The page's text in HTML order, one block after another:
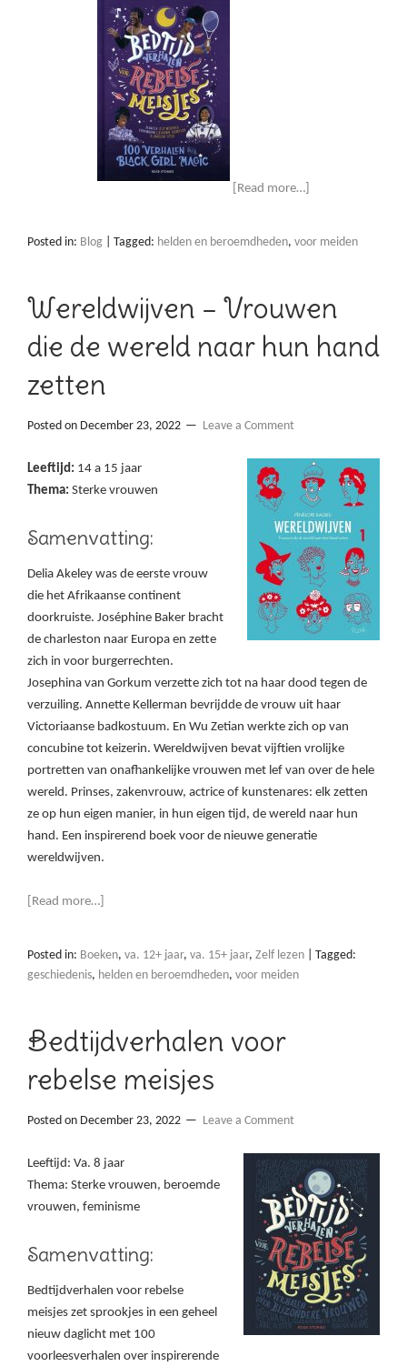
[Read more…]
Posted in: Blog Tagged: helden en beroemdheden, voor meiden
Wereldwijven – Vrouwen
die de wereld naar hun hand
zetten
Posted on December 23, 2022 Leave a Comment
Leeftijd: 14 a 15 jaar
Thema: Sterke vrouwen
Samenvatting:
Delia Akeley was de eerste vrouw
die het Afrikaanse continent
doorkruiste. Joséphine Baker bracht
de charleston naar Europa en zette
zich in voor burgerrechten.
Josephina van Gorkum verzette zich tot na haar dood tegen de
verzuiling. Annette Kellerman bevrijdde de vrouw uit haar
Victoriaanse badkostuum. En Wu Zetian werkte zich op van
concubine tot keizerin. Wereldwijven bevat vijftien vrolijke
portretten van onafhankelijke vrouwen met lef van over de hele
wereld. Prinses, zakenvrouw, actrice of kunstenares: elk zetten
ze op hun eigen manier, in hun eigen tijd, de wereld naar hun
hand. Een inspirerend boek voor de nieuwe generatie
wereldwijven.
[Read more…]
Posted in: Boeken, va. 12+ jaar, va. 15+ jaar, Zelf lezen
Tagged:
geschiedenis, helden en beroemdheden, voor meiden
Bedtijdverhalen voor
rebelse meisjes
Posted on December 23, 2022 Leave a Comment
Leeftijd: Va. 8 jaar
Thema: Sterke vrouwen, beroemde
vrouwen, feminisme
Samenvatting:
Bedtijdverhalen voor rebelse
meisjes zet sprookjes in een geheel
nieuw daglicht met 100
voorleesverhalen over inspirerende